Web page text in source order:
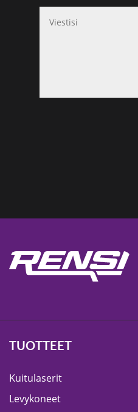
TUOTTEET
Kuitulaserit
Levykoneet